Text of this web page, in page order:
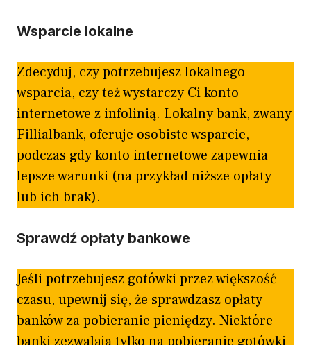
Wsparcie lokalne
Zdecyduj, czy potrzebujesz lokalnego
wsparcia, czy też wystarczy Ci konto
internetowe z infolinią. Lokalny bank, zwany
Fillialbank, oferuje osobiste wsparcie,
podczas gdy konto internetowe zapewnia
lepsze warunki (na przykład niższe opłaty
lub ich brak).
Sprawdź opłaty bankowe
Jeśli potrzebujesz gotówki przez większość
czasu, upewnij się, że sprawdzasz opłaty
banków za pobieranie pieniędzy. Niektóre